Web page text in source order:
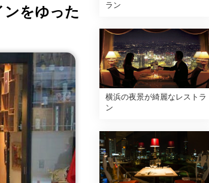
をゆった
ラン
横浜の夜景が綺麗なレストラ
ン